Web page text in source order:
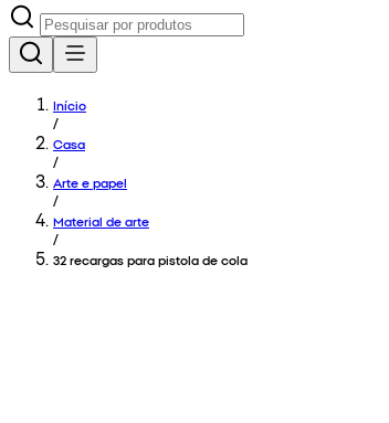
Início
/
Casa
/
Arte e papel
/
Material de arte
/
32 recargas para pistola de cola